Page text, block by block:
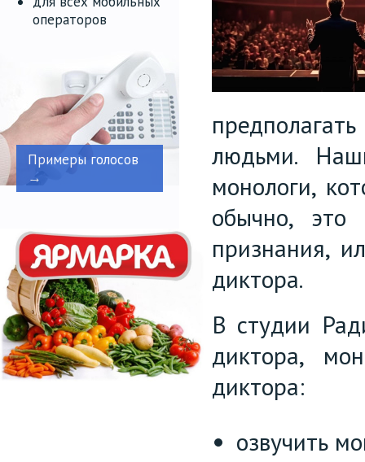
людьми.
монологи,
обычно, это
признания,
диктора.
В студии
диктора,
диктора:
озвучить
операторов
Примеры голосов
→